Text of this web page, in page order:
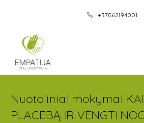
+37062194001
Nuotoliniai mokymai
PLACEBĄ IR VENGTI